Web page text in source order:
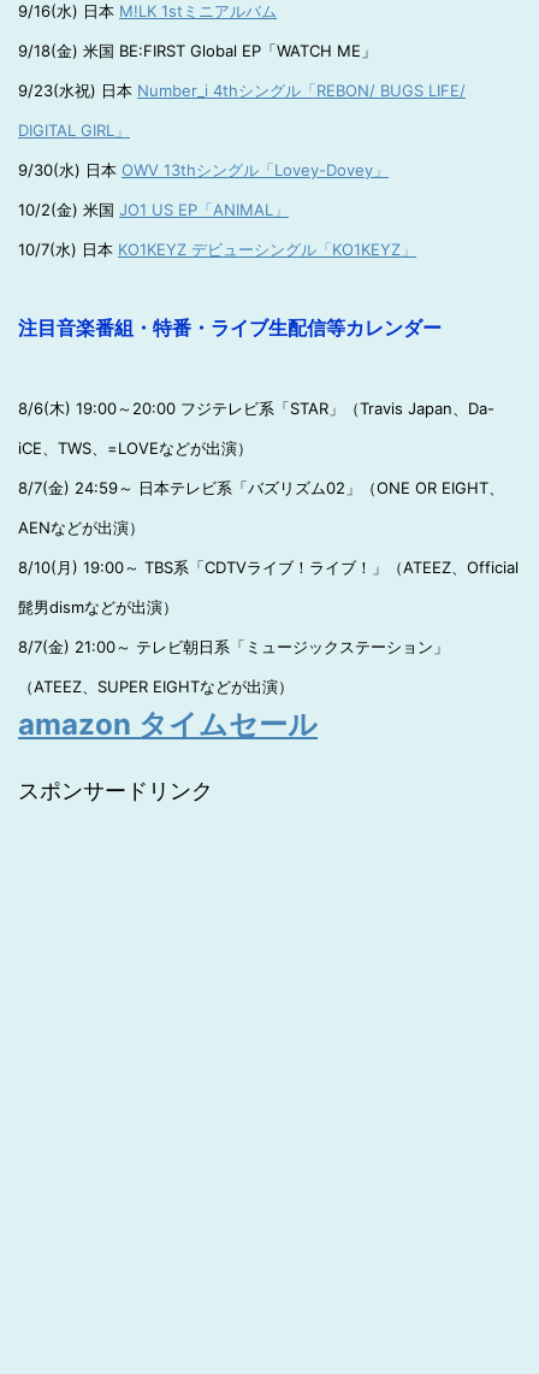
9/16(水) 日本 M!LK 1stミニアルバム
9/18(金) 米国 BE:FIRST Global EP「WATCH ME」
9/23(水祝) 日本 Number_i 4thシングル「REBON/ BUGS LIFE/
DIGITAL GIRL」
9/30(水) 日本 OWV 13thシングル「Lovey-Dovey」
10/2(金) 米国 JO1 US EP「ANIMAL」
10/7(水) 日本 KO1KEYZ デビューシングル「KO1KEYZ」
注目音楽番組・特番・ライブ生配信等カレンダー
8/6(木) 19:00～20:00 フジテレビ系「STAR」（Travis Japan、Da-
iCE、TWS、=LOVEなどが出演）
8/7(金) 24:59～ 日本テレビ系「バズリズム02」（ONE OR EIGHT、
AENなどが出演）
8/10(月) 19:00～ TBS系「CDTVライブ！ライブ！」（ATEEZ、Official
髭男dismなどが出演）
8/7(金) 21:00～ テレビ朝日系「ミュージックステーション」
（ATEEZ、SUPER EIGHTなどが出演）
amazon タイムセール
スポンサードリンク